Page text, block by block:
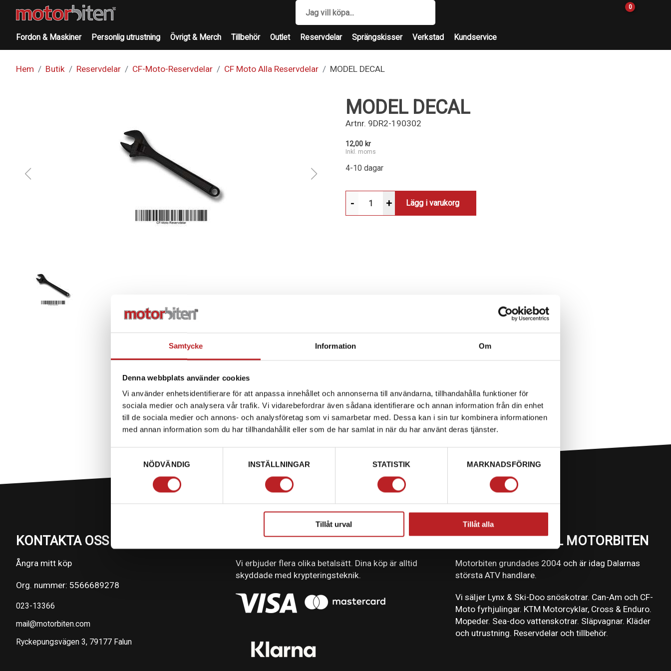
Samtycke Information Om
Denna webbplats använder cookies
Vi använder enhetsidentifierare för att anpassa innehållet och annonserna till användarna, tillhandahålla funktioner för
sociala medier och analysera vår trafik. Vi vidarebefordrar även sådana identifierare och annan information från din enhet
till de sociala medier och annons- och analysföretag som vi samarbetar med. Dessa kan i sin tur kombinera informationen
med annan information som du har tillhandahållit eller som de har samlat in när du har använt deras tjänster.
NÖDVÄNDIG
INSTÄLLNINGAR STATISTIK MARKNADSFÖRING
Tillåt urval Tillåt alla
0
Fordon & Maskiner Personlig utrustning Övrigt & Merch Tillbehör Outlet Reservdelar Sprängskisser Verkstad Kundservice
Hem Butik Reservdelar CF-Moto-Reservdelar CF Moto Alla Reservdelar MODEL DECAL
MODEL DECAL
Artnr. 9DR2-190302
12,00 kr
Inkl. moms
4-10 dagar
- + Lägg i varukorg
KONTAKTA OSS PÅ MOTORBITEN
Ångra mitt köp
Org. nummer: 5566689278
023-13366
mail@motorbiten.com
Ryckepungsvägen 3, 79177 Falun
BETALNING
Vi erbjuder flera olika betalsätt. Dina köp är alltid
skyddade med krypteringsteknik.
VÄLKOMMEN TILL MOTORBITEN
Motorbiten grundades 2004 och är idag Dalarnas
största ATV handlare.
Vi säljer Lynx & Ski-Doo snöskotrar. Can-Am och CF-
Moto fyrhjulingar. KTM Motorcyklar, Cross & Enduro.
Mopeder. Sea-doo vattenskotrar. Släpvagnar. Kläder
och utrustning. Reservdelar och tillbehör.